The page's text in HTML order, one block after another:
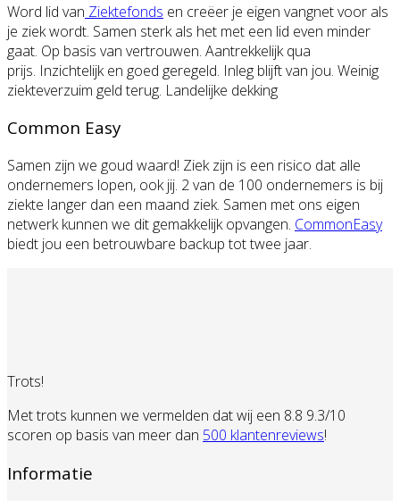
Word lid van Ziektefonds en creëer je eigen vangnet voor als
je ziek wordt. Samen sterk als het met een lid even minder
gaat. Op basis van vertrouwen. Aantrekkelijk qua
prijs. Inzichtelijk en goed geregeld. Inleg blijft van jou. Weinig
ziekteverzuim geld terug. Landelijke dekking
Common Easy
Samen zijn we goud waard! Ziek zijn is een risico dat alle
ondernemers lopen, ook jij. 2 van de 100 ondernemers is bij
ziekte langer dan een maand ziek. Samen met ons eigen
netwerk kunnen we dit gemakkelijk opvangen. CommonEasy
biedt jou een betrouwbare backup tot twee jaar.
Trots!
Met trots kunnen we vermelden dat wij een 8.8 9.3/10
scoren op basis van meer dan 500 klantenreviews!
Informatie